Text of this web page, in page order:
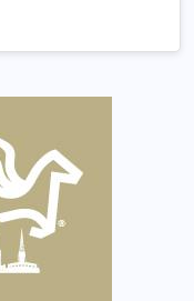
Polski
w historii.
dla Bohaterów!
w bieganiu?
włączyć do
z